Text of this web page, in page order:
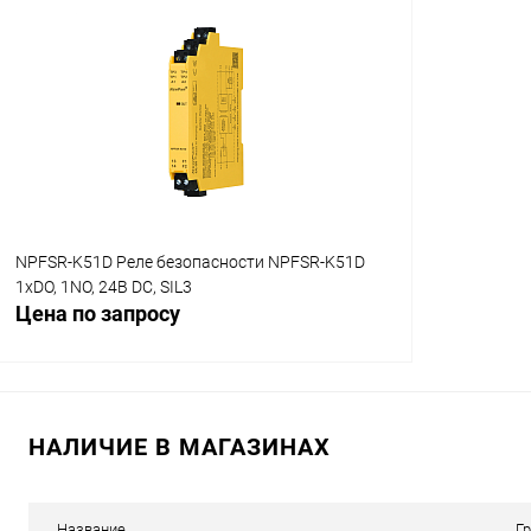
Запросить цену
NPFSR-K51D Реле безопасности NPFSR-K51D
1хDO, 1NO, 24В DC, SIL3
Цена по запросу
Запросить цену
НАЛИЧИЕ В МАГАЗИНАХ